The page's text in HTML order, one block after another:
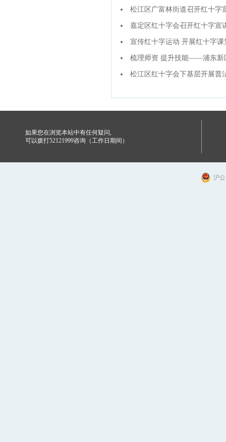
松江区广富林街道召开红十字
嘉定区红十字会召开红十字宣
宣传红十字运动 开展红十字课
梳理师资 提升技能——浦东新
松江区红十字会下基层开展普
如果您在浏览本站中有任何疑问,
可以拨打52121999咨询（工作日期间）
沪公